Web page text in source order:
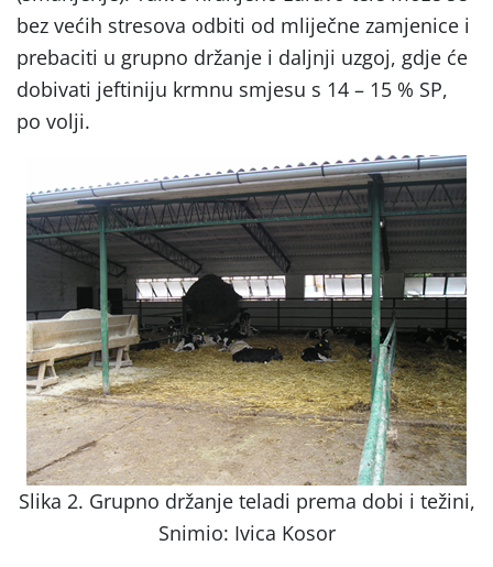
bez većih stresova odbiti od mliječne zamjenice i
prebaciti u grupno držanje i daljnji uzgoj, gdje će
dobivati jeftiniju krmnu smjesu s 14 – 15 % SP,
po volji.
Slika 2. Grupno držanje teladi prema dobi i težini,
Snimio: Ivica Kosor